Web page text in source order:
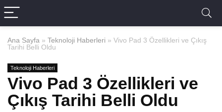
Ana Sayfa » Teknoloji Haberleri » Vivo Pad 3 Özellikleri ve Çıkış
Tarihi Belli Oldu
Teknoloji Haberleri
Vivo Pad 3 Özellikleri ve
Çıkış Tarihi Belli Oldu